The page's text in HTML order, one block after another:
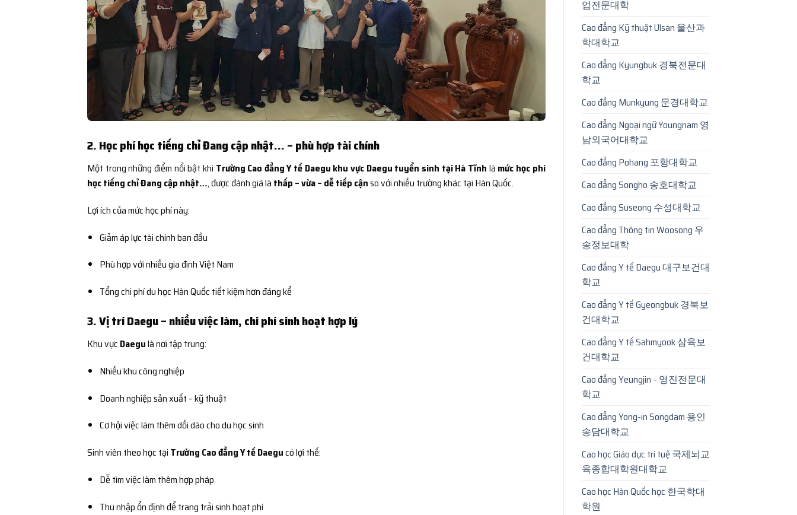
2. Học phí học tiếng chỉ Đang cập nhật… – phù hợp tài chính
Một trong những điểm nổi bật khi Trường Cao đẳng Y tế Daegu khu vực Daegu tuyển sinh tại Hà Tĩnh là mức học phí
học tiếng chỉ Đang cập nhật…, được đánh giá là thấp – vừa – dễ tiếp cậnso với nhiều trường khác tại Hàn Quốc.
Lợi ích của mức học phí này:
Giảm áp lực tài chính ban đầu
Phù hợp với nhiều gia đình Việt Nam
Tổng chi phí du học Hàn Quốc tiết kiệm hơn đáng kể
3. Vị trí Daegu – nhiều việc làm, chi phí sinh hoạt hợp lý
Khu vực Daegulà nơi tập trung:
Nhiều khu công nghiệp
Doanh nghiệp sản xuất – kỹ thuật
Cơ hội việc làm thêm dồi dào cho du học sinh
Sinh viên theo học tại Trường Cao đẳng Y tế Daegucó lợi thế:
Dễ tìm việc làm thêm hợp pháp
Thu nhập ổn định để trang trải sinh hoạt phí
업전문대학
Cao đẳng Kỹ thuật Ulsan 울산과
학대학교
Cao đẳng Kyungbuk 경북전문대
학교
Cao đẳng Munkyung 문경대학교
Cao đẳng Ngoại ngữ Youngnam 영
남외국어대학교
Cao đẳng Pohang 포항대학교
Cao đẳng Songho 송호대학교
Cao đẳng Suseong 수성대학교
Cao đẳng Thông tin Woosong 우
송정보대학
Cao đẳng Y tế Daegu 대구보건대
학교
Cao đẳng Y tế Gyeongbuk 경북보
건대학교
Cao đẳng Y tế Sahmyook 삼육보
건대학교
Cao đẳng Yeungjin – 영진전문대
학교
Cao đẳng Yong-in Songdam 용인
송담대학교
Cao học Giáo dục trí tuệ 국제뇌교
육종합대학원대학교
Cao học Hàn Quốc học 한국학대
학원